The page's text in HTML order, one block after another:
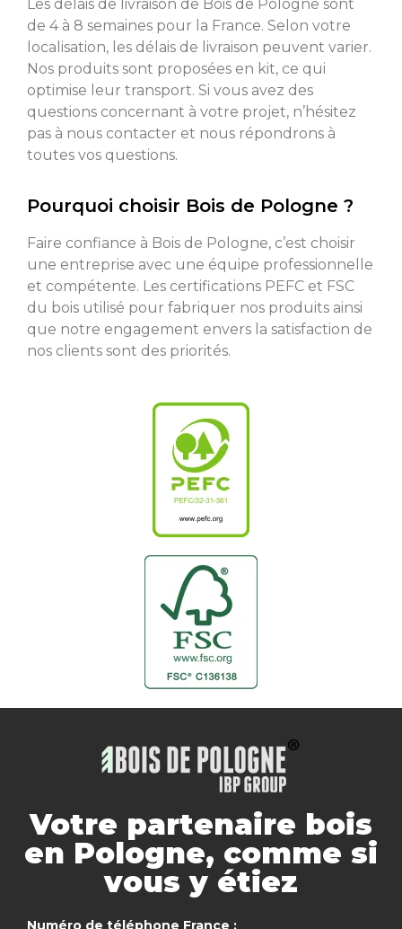
Les délais de livraison de Bois de Pologne sont
de 4 à 8 semaines pour la France. Selon votre
localisation, les délais de livraison peuvent varier.
Nos produits sont proposées en kit, ce qui
optimise leur transport. Si vous avez des
questions concernant à votre projet, n’hésitez
pas à nous contacter et nous répondrons à
toutes vos questions.
Pourquoi choisir Bois de Pologne ?
Faire confiance à Bois de Pologne, c’est choisir
une entreprise avec une équipe professionnelle
et compétente. Les certifications PEFC et FSC
du bois utilisé pour fabriquer nos produits ainsi
que notre engagement envers la satisfaction de
nos clients sont des priorités.
Votre partenaire bois
en Pologne, comme si
vous y étiez
Numéro de téléphone France :